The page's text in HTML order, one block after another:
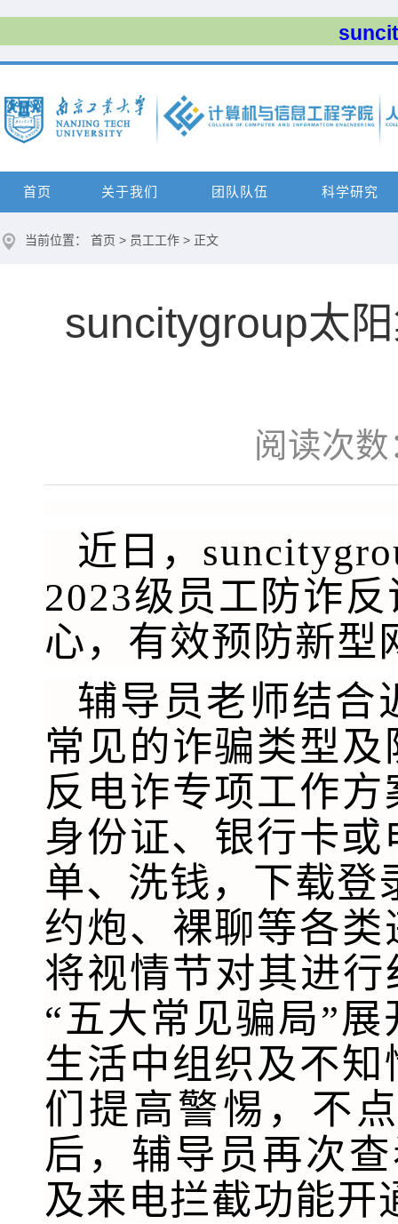
首页 关于我们 团队队伍 科学研究
当前位置： 首页 > 员工工作 > 正文
​suncitygroup太
阅读次数
近日，​
2023级员工防诈
心，有效预防新型
辅导员老师结合
常见的诈骗类型
反电诈专项工作
身份证、银行卡
单、洗钱，下载登
约炮、裸聊等各
将视情节对其进
“五大常见骗局”
生活中组织及不
们提高警惕，不
后，辅导员再次
及来电拦截功能开